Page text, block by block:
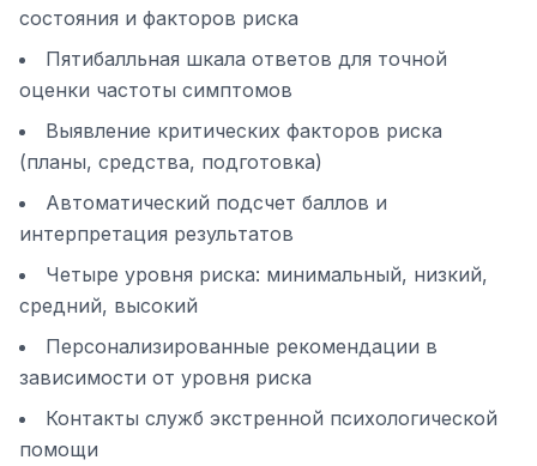
состояния и факторов риска
Пятибалльная шкала ответов для точной
оценки частоты симптомов
Выявление критических факторов риска
(планы, средства, подготовка)
Автоматический подсчет баллов и
интерпретация результатов
Четыре уровня риска: минимальный, низкий,
средний, высокий
Персонализированные рекомендации в
зависимости от уровня риска
Контакты служб экстренной психологической
помощи